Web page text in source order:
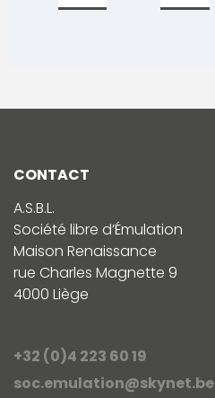
CONTACT
A.S.B.L.
Société libre d’Émulation
Maison Renaissance
rue Charles Magnette 9
4000 Liège
+32 (0)4 223 60 19
soc.emulation@skynet.be